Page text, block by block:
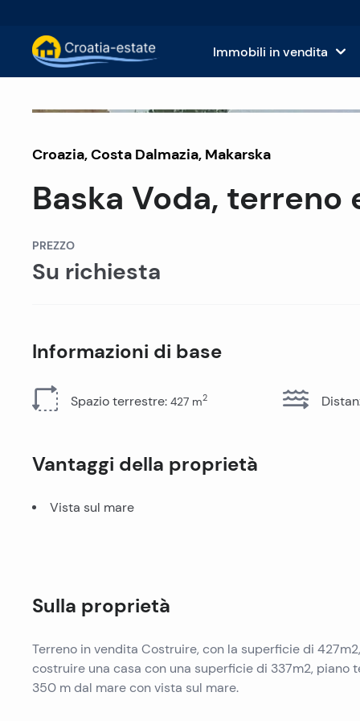
Immobili in vendita
Isole dalmate Immobili in vendita
Costa dalmata Immobili in vendita
Istria e Kvarner Immobili in vendita
Isole in vendita in Croazia
Tutti gli immobili
Croazia,Costa Dalmazia, Makarska
Baska Voda,
PREZZO
Su richiesta
Informazioni di base
Spazio terrestre: 427 m2
Vantaggi della proprietà
Vista sul mare
Sulla proprietà
Terreno in vendita Costruire, con la superficie di
costruire una casa con una superficie di 337m2, piano
350 m dal mare con vista sul mare.